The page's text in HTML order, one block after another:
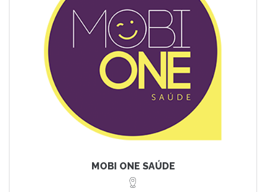
MOBI ONE SAÚDE